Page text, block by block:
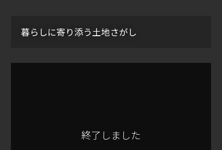
暮らしに寄り添う土地さがし
終了しました